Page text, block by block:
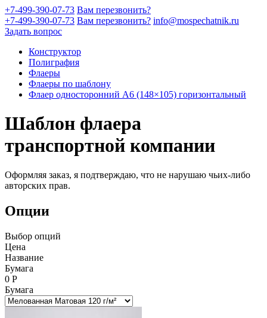
+7-499-390-07-73 Вам перезвонить?
+7-499-390-07-73 Вам перезвонить? info@mospechatnik.ru
Задать вопрос
Конструктор
Полиграфия
Флаеры
Флаеры по шаблону
Флаер односторонний A6 (148×105) горизонтальный
Шаблон флаера
транспортной компании
Оформляя заказ, я подтверждаю, что не нарушаю чьих-либо
авторских прав.
Опции
Выбор опций
Цена
Название
Бумага
0 Р
Бумага